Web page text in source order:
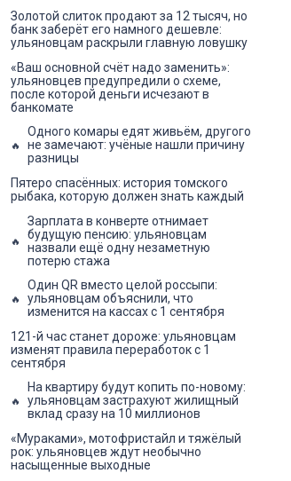
Золотой слиток продают за 12 тысяч, но
банк заберёт его намного дешевле:
ульяновцам раскрыли главную ловушку
«Ваш основной счёт надо заменить»:
ульяновцев предупредили о схеме,
после которой деньги исчезают в
банкомате
Одного комары едят живьём, другого
не замечают: учёные нашли причину
разницы
Пятеро спасённых: история томского
рыбака, которую должен знать каждый
Зарплата в конверте отнимает
будущую пенсию: ульяновцам
назвали ещё одну незаметную
потерю стажа
Один QR вместо целой россыпи:
ульяновцам объяснили, что
изменится на кассах с 1 сентября
121-й час станет дороже: ульяновцам
изменят правила переработок с 1
сентября
На квартиру будут копить по-новому:
ульяновцам застрахуют жилищный
вклад сразу на 10 миллионов
«Мураками», мотофристайл и тяжёлый
рок: ульяновцев ждут необычно
насыщенные выходные